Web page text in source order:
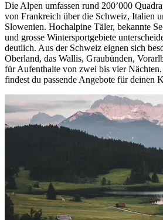
Die Alpen umfassen rund 200’000
von Frankreich über die Schweiz, Italien
Slowenien. Hochalpine Täler, bekannte
und grosse Wintersportgebiete
deutlich. Aus der Schweiz eignen sich
Oberland, das Wallis, Graubünden,
für Aufenthalte von zwei bis vier
findest du passende Angebote für deinen